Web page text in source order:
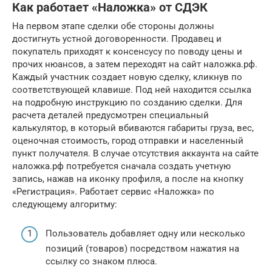
Как работает «Наложка» от СДЭК
На первом этапе сделки обе стороны должны
достигнуть устной договоренности. Продавец и
покупатель приходят к консенсусу по поводу цены и
прочих нюансов, а затем переходят на сайт наложка.рф.
Каждый участник создает новую сделку, кликнув по
соответствующей клавише. Под ней находится ссылка
на подробную инструкцию по созданию сделки. Для
расчета деталей предусмотрен специальный
калькулятор, в который вбиваются габариты груза, вес,
оценочная стоимость, город отправки и населенный
пункт получателя. В случае отсутствия аккаунта на сайте
наложка.рф потребуется сначала создать учетную
запись, нажав на иконку профиля, а после на кнопку
«Регистрация». Работает сервис «Наложка» по
следующему алгоритму:
Пользователь добавляет одну или несколько
позиций (товаров) посредством нажатия на
ссылку со знаком плюса.